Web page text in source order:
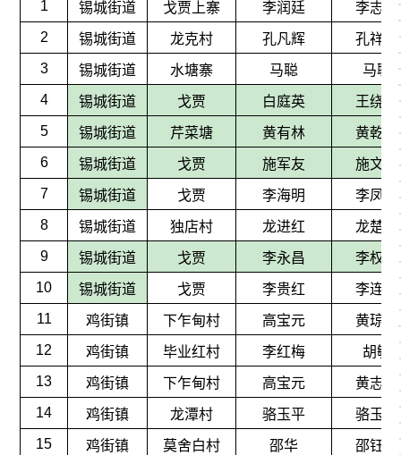
1 锡城街道 戈贾上寨 李润廷
李志蕊
2
锡城街道 龙克村 孔凡辉
孔祥圆
3
锡城街道 水塘寨 马聪
马聪
4
锡城街道 戈贾 白庭英
王绕青
5
锡城街道 芹菜塘 黄有林
黄乾岂
6
锡城街道 戈贾 施军友
施文超
7
锡城街道 戈贾 李海明
李凤琴
8
锡城街道 独店村 龙进红
龙楚楚
9
锡城街道 戈贾 李永昌
李权秀
10
锡城街道 戈贾 李贵红
李连富
11
鸡街镇 下乍甸村 高宝元
黄琼芬
12
鸡街镇 毕业红村 李红梅
胡敏
13
鸡街镇 下乍甸村 高宝元
黄志学
14
鸡街镇 龙潭村 骆玉平
骆玉平
15
鸡街镇 莫舍白村 邵华
邵钰珈